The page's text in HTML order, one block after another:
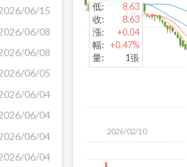
06/15
06/08
06/08
06/05
06/04
06/04
06/04
06/04
2026/02/10
低:
8.63
收:
8.63
漲:
+0.04
幅: +0.47%
量: 1張